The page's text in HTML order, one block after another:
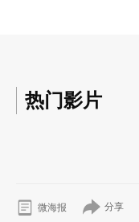
热门影片
微海报 分享